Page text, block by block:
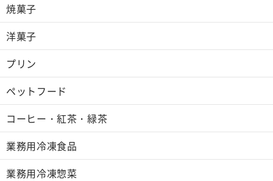
焼菓子
洋菓子
プリン
ペットフード
コーヒー・紅茶・緑茶
業務用冷凍食品
業務用冷凍惣菜